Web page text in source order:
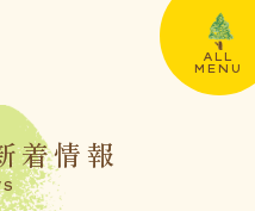
ALL
MENU
着情報